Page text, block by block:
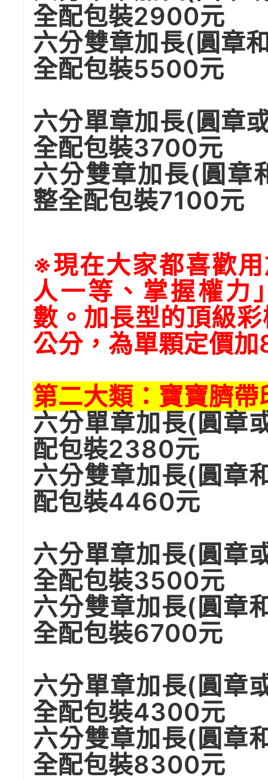
全配包裝2900元
六分雙章加長(圓章
全配包裝5500元
六分單章加長(圓章
全配包裝3700元
六分雙章加長(圓
整全配包裝7100元
※現在大家都喜歡
人一等、掌握權力
數。加長型的頂級
公分，為單顆定價
第二大類：寶寶臍
六分單章加長(圓章
配包裝2380元
六分雙章加長(圓章
配包裝4460元
六分單章加長(圓章
全配包裝3500元
六分雙章加長(圓章
全配包裝6700元
六分單章加長(圓章
全配包裝4300元
六分雙章加長(圓章
全配包裝8300元